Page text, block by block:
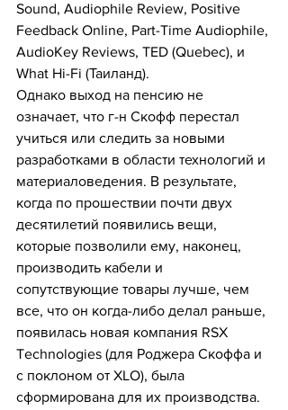
Sound, Audiophile Review, Positive
Feedback Online, Part-Time Audiophile,
AudioKey Reviews, TED (Quebec), и
What Hi-Fi (Таиланд).
Однако выход на пенсию не
означает, что г-н Скофф перестал
учиться или следить за новыми
разработками в области технологий и
материаловедения. В результате,
когда по прошествии почти двух
десятилетий появились вещи,
которые позволили ему, наконец,
производить кабели и
сопутствующие товары лучше, чем
все, что он когда-либо делал раньше,
появилась новая компания RSX
Technologies (для Роджера Скоффа и
с поклоном от XLO), была
сформирована для их производства.